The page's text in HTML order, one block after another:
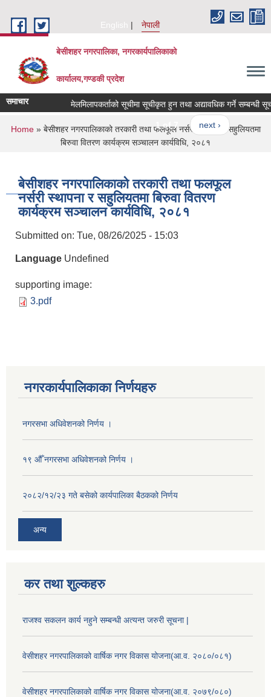
English
नेपाली
बेसीशहर नगरपालिका, नगरकार्यपालिकाको
कार्यालय,गण्डकी प्रदेश
समाचार मेलमिलापकर्ताको सूचीमा सूचीकृत हुन तथा अद्यावधिक गर्ने सम्बन्धी
1 of 7 next ›
You are here
Home» बेसीशहर नगरपालिकाको तरकारी तथा फलफूल नर्सरी स्थापना र सहुलियतमा
बिरुवा वितरण कार्यक्रम सञ्चालन कार्यविधि, २०८१
बेसीशहर नगरपालिकाको तरकारी तथा फलफूल
नर्सरी स्थापना र सहुलियतमा बिरुवा वितरण
कार्यक्रम सञ्चालन कार्यविधि, २०८१
Submitted on: Tue, 08/26/2025 - 15:03
Language Undefined
supporting image:
3.pdf
नगरकार्यपालिकाका निर्णयहरु
नगरसभा अधिवेशनको निर्णय ।
१९ औँ नगरसभा अधिवेशनको निर्णय ।
२०८२/१२/२३ गते बसेको कार्यपालिका बैठकको निर्णय
अन्य
कर तथा शुल्कहरु
राजश्व सकलन कार्य नहुने सम्बन्धी अत्यन्त जरुरी सूचना |
वेसीशहर नगरपालिकाको वार्षिक नगर विकास योजना(आ.व. २०८०/०८१)
वेसीशहर नगरपालिकाको वार्षिक नगर विकास योजना(आ.व. २०७९/०८०)